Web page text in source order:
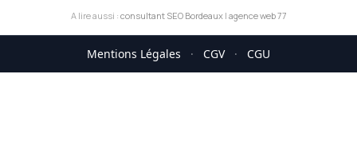
A lire aussi : consultant SEO Bordeaux| agence web 77
Mentions Légales · CGV · CGU